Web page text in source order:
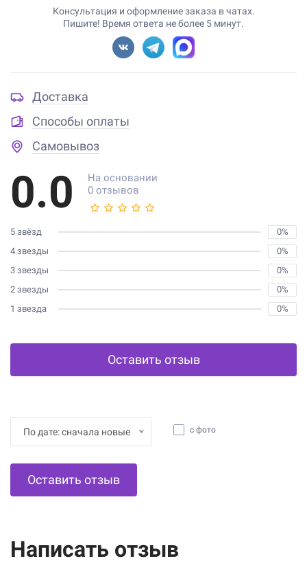
Консультация и оформление заказа в чатах.
Пишите! Время ответа не более 5 минут.
Доставка
Способы оплаты
Самовывоз
0.0
На основании
0 отзывов
5 звёзд
0%
4 звезды
0%
3 звезды
0%
2 звезды
0%
1 звезда
0%
Оставить отзыв
По дате: сначала новые с фото
Оставить отзыв
Написать отзыв